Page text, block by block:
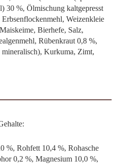
30 %, Ölmischung kaltgepresst
Weizenkleie
Bierhefe, Salz,
Rübenkraut 0,8 %,
Kurkuma, Zimt,
%, Rohfett 10,4 %, Rohasche
0,2 %, Magnesium 10,0 %,